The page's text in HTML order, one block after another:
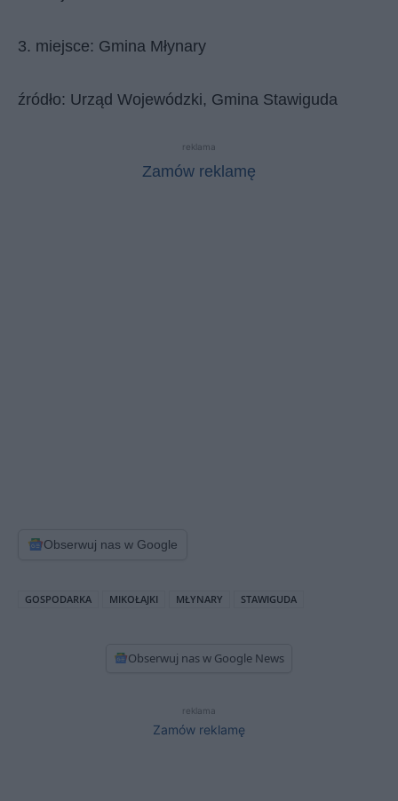
3. miejsce: Gmina Młynary
źródło: Urząd Wojewódzki, Gmina Stawiguda
reklama
Zamów reklamę
Obserwuj nas w Google
GOSPODARKA MIKOŁAJKI MŁYNARY STAWIGUDA
Obserwuj nas w Google News
reklama
Zamów reklamę